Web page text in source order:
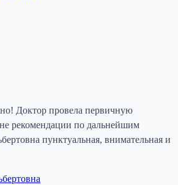
Доктор провела первичную
рекомендации по дальнейшим
пунктуальная, внимательная и